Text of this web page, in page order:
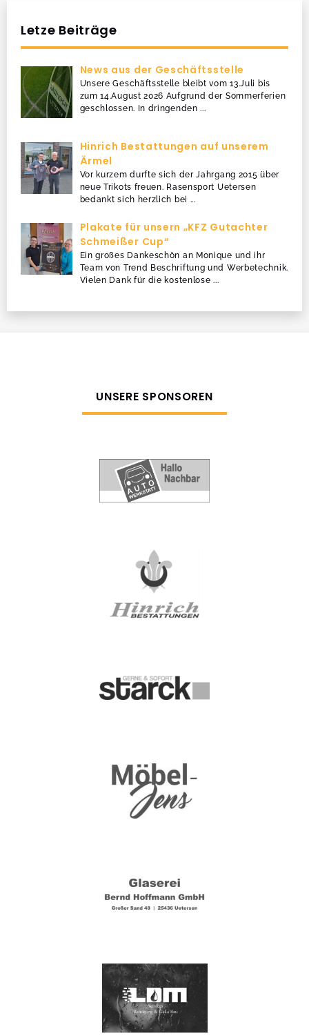
Letze Beiträge
News aus der Geschäftsstelle
Unsere Geschäftsstelle bleibt vom 13.Juli bis
zum 14.August 2026 Aufgrund der Sommerferien
geschlossen. In dringenden...
Hinrich Bestattungen auf unserem
Ärmel
Vor kurzem durfte sich der Jahrgang 2015 über
neue Trikots freuen. Rasensport Uetersen
bedankt sich herzlich bei ...
Plakate für unsern „KFZ Gutachter
Schmeißer Cup“
Ein großes Dankeschön an Monique und ihr
Team von Trend Beschriftung und Werbetechnik.
Vielen Dank für die kostenlose...
UNSERE SPONSOREN